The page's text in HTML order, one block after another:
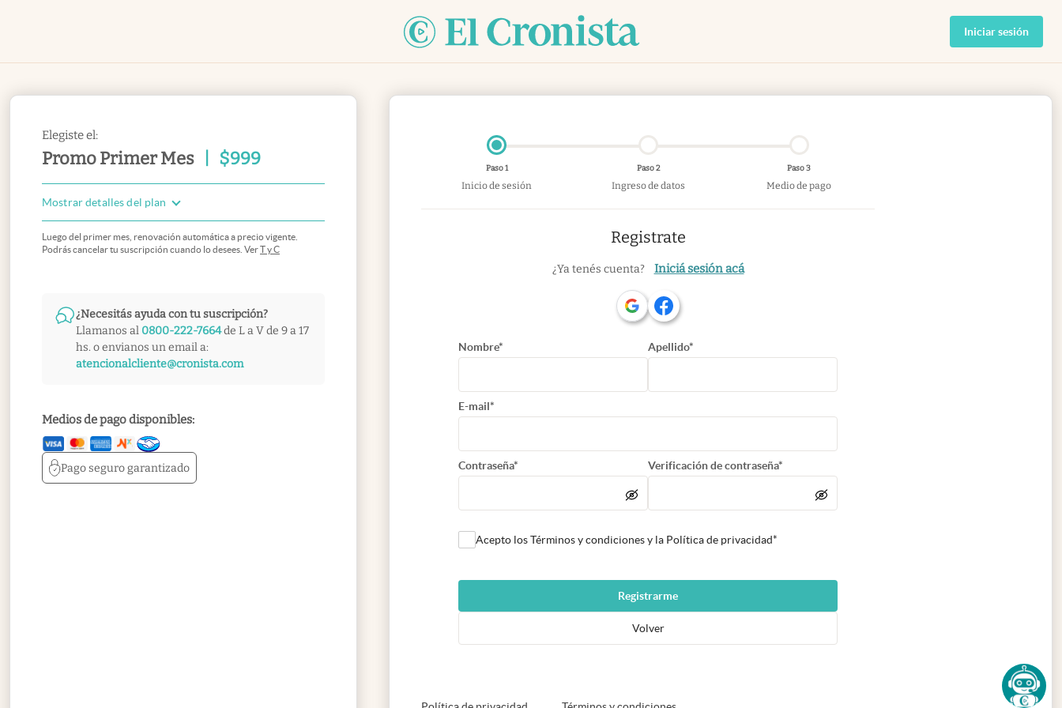
Iniciar sesión
Elegiste el:
Promo Primer Mes $999
Mostrar detalles del plan
Luego del primer mes, renovación automática a precio vigente.
Podrás cancelar tu suscripción cuando lo desees. VerT y C
¿Necesitás ayuda con tu suscripción?
Llamanos al 0800-222-7664de L a V de 9 a 17
hs. o envianos un email a:
atencionalcliente@cronista.com
Medios de pago disponibles:
Pago segurogarantizado
Paso 1
Inicio de sesión
Paso 2
Ingreso de datos
Paso 3
Medio de pago
Registrate
¿Ya tenés cuenta? Iniciá sesión acá
Nombre* Apellido*
E-mail*
Contraseña* Verificación de contraseña*
Acepto los Términos y condiciones y la Política de privacidad*
Registrarme
Volver